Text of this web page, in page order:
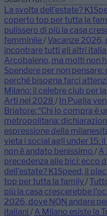
La svolta dell’estate?
coperto top per tutta la
pulissero di più la casa
femminile/ Vacanze 2026,
incontrare tutti gli altri
Arcobaleno, ma molti non
Spendere per non pensare:
perché bisogna farci
Milano: il celebre club per
Arti nel 2028 / In Puglia
Briatore: “Chi lo compra è
metropolitana:
espressione della
vieta i social agli under 15:
non è andato benissimo / A
precedenza alle bici: ecco
dell’estate? K1Speed, il
top per tutta la family/
più la casa crescerebbe
2026, dove NON andare
italiani / A Milano esiste la